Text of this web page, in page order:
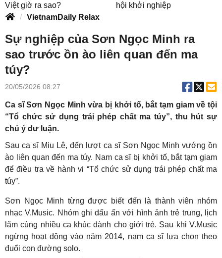
Việt giờ ra sao?
hội khởi nghiệp
VietnamDaily Relax
Sự nghiệp của Sơn Ngọc Minh ra
sao trước ồn ào liên quan đến ma
túy?
20/05/2026 08:27
Ca sĩ Sơn Ngọc Minh vừa bị khởi tố, bắt tạm giam về tội
“Tổ chức sử dụng trái phép chất ma túy”, thu hút sự
chú ý dư luận.
Sau ca sĩ Miu Lê, đến lượt ca sĩ Sơn Ngọc Minh vướng ồn
ào liên quan đến ma túy. Nam ca sĩ bị khởi tố, bắt tạm giam
để điều tra về hành vi “Tổ chức sử dụng trái phép chất ma
túy”.
Sơn Ngọc Minh từng được biết đến là thành viên nhóm
nhạc V.Music. Nhóm ghi dấu ấn với hình ảnh trẻ trung, lịch
lãm cùng nhiều ca khúc dành cho giới trẻ. Sau khi V.Music
ngừng hoạt động vào năm 2014, nam ca sĩ lựa chọn theo
đuổi con đường solo.